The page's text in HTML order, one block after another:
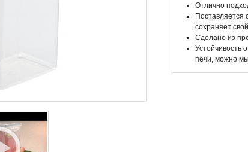
Отлично
Поставляется
сохраняет
Сделано из
Устойчивость
печи, можно